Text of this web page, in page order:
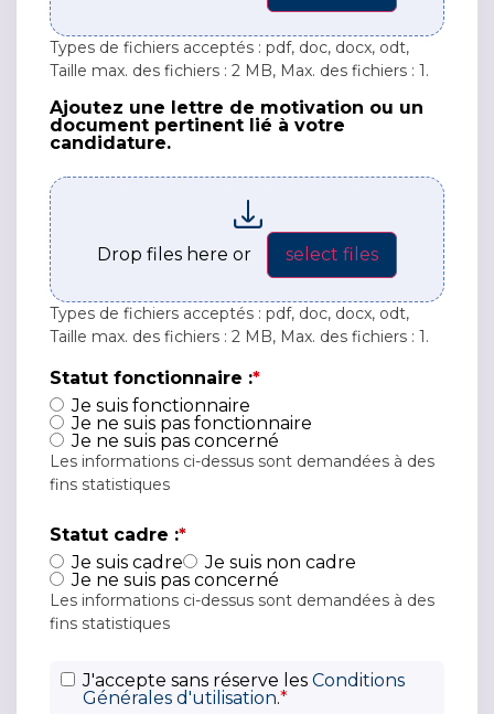
Types de fichiers acceptés : pdf, doc, docx, odt,
Taille max. des fichiers : 2 MB, Max. des fichiers : 1.
Ajoutez une lettre de motivation ou un
Ajoutez une lettre de motivation ou un
document pertinent lié à votre
candidature.
Drop files here or select files
Types de fichiers acceptés : pdf, doc, docx, odt,
Taille max. des fichiers : 2 MB, Max. des fichiers : 1.
Statut fonctionnaire :*
Je suis fonctionnaire
Je ne suis pas fonctionnaire
Je ne suis pas concerné
Les informations ci-dessus sont demandées à des
fins statistiques
Statut cadre :*
Je suis cadre
Je suis non cadre
Je ne suis pas concerné
Les informations ci-dessus sont demandées à des
fins statistiques
C
J'accepte sans réserve les Conditions
Générales d'utilisation.*